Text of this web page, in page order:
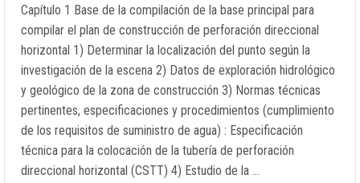
Capítulo 1 Base de la compilación de la base principal para
compilar el plan de construcción de perforación direccional
horizontal 1) Determinar la localización del punto según la
investigación de la escena 2) Datos de exploración hidrológico
y geológico de la zona de construcción 3) Normas técnicas
pertinentes, especificaciones y procedimientos (cumplimiento
de los requisitos de suministro de agua) : Especificación
técnica para la colocación de la tubería de perforación
direccional horizontal (CSTT) 4) Estudio de la …